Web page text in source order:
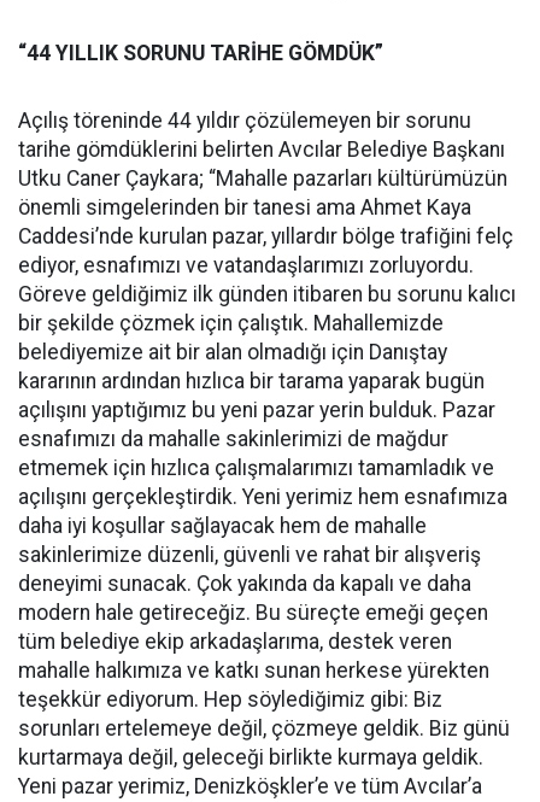
“44 YILLIK SORUNU TARİHE GÖMDÜK”
Açılış töreninde 44 yıldır çözülemeyen bir sorunu
tarihe gömdüklerini belirten Avcılar Belediye Başkanı
Utku Caner Çaykara; “Mahalle pazarları kültürümüzün
önemli simgelerinden bir tanesi ama Ahmet Kaya
Caddesi’nde kurulan pazar, yıllardır bölge trafiğini felç
ediyor, esnafımızı ve vatandaşlarımızı zorluyordu.
Göreve geldiğimiz ilk günden itibaren bu sorunu kalıcı
bir şekilde çözmek için çalıştık. Mahallemizde
belediyemize ait bir alan olmadığı için Danıştay
kararının ardından hızlıca bir tarama yaparak bugün
açılışını yaptığımız bu yeni pazar yerin bulduk. Pazar
esnafımızı da mahalle sakinlerimizi de mağdur
etmemek için hızlıca çalışmalarımızı tamamladık ve
açılışını gerçekleştirdik. Yeni yerimiz hem esnafımıza
daha iyi koşullar sağlayacak hem de mahalle
sakinlerimize düzenli, güvenli ve rahat bir alışveriş
deneyimi sunacak. Çok yakında da kapalı ve daha
modern hale getireceğiz. Bu süreçte emeği geçen
tüm belediye ekip arkadaşlarıma, destek veren
mahalle halkımıza ve katkı sunan herkese yürekten
teşekkür ediyorum. Hep söylediğimiz gibi: Biz
sorunları ertelemeye değil, çözmeye geldik. Biz günü
kurtarmaya değil, geleceği birlikte kurmaya geldik.
Yeni pazar yerimiz, Denizköşkler’e ve tüm Avcılar’a